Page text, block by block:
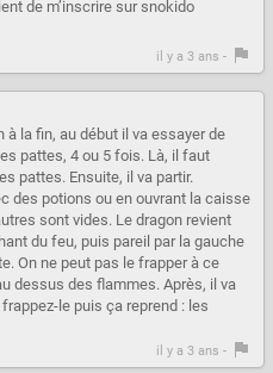
de m’inscrire sur snokido
il y a 3 ans -
à la fin, au début il va essayer de
pattes, 4 ou 5 fois. Là, il faut
pattes. Ensuite, il va partir.
des potions ou en ouvrant la caisse
sont vides. Le dragon revient
du feu, puis pareil par la gauche
On ne peut pas le frapper à ce
dessus des flammes. Après, il va
le puis ça reprend : les
il y a 3 ans -